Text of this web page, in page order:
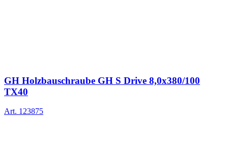
GH Holzbauschraube GH S Drive 8,0x380/100
TX40
Art. 123875